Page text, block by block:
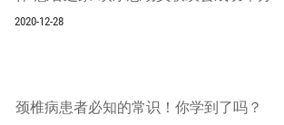
2020-12-28
颈椎病患者必知的常识！你学到了吗？